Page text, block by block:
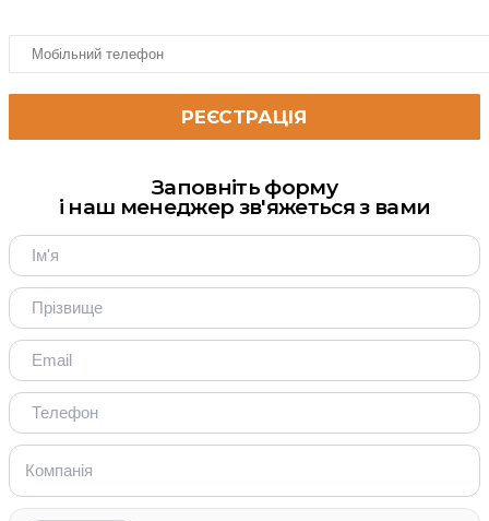
Заповніть форму
і наш менеджер зв'яжеться з вами